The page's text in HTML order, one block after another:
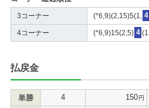
3コーナー (*6,9)(2,15)5(1, 4
4コーナー (*6,9)15(2,5) 4
払戻金
単勝 4 150円